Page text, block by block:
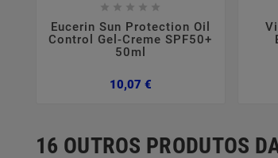
    
Eucerin Sun Protection Oil
Control Gel-Creme SPF50+
50ml
10,07 €Preço
16 OUTROS PRODUTOS